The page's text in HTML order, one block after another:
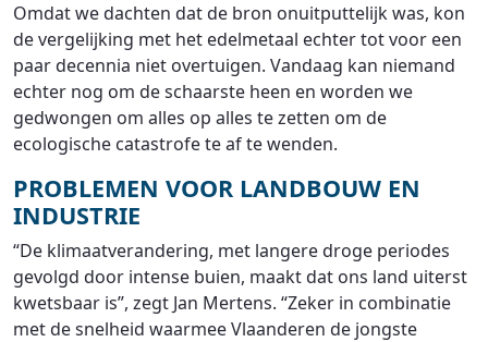
Omdat we dachten dat de bron onuitputtelijk was, kon
de vergelijking met het edelmetaal echter tot voor een
paar decennia niet overtuigen. Vandaag kan niemand
echter nog om de schaarste heen en worden we
gedwongen om alles op alles te zetten om de
ecologische catastrofe te af te wenden.
PROBLEMEN VOOR LANDBOUW EN
INDUSTRIE
“De klimaatverandering, met langere droge periodes
gevolgd door intense buien, maakt dat ons land uiterst
kwetsbaar is”, zegt Jan Mertens. “Zeker in combinatie
met de snelheid waarmee Vlaanderen de jongste